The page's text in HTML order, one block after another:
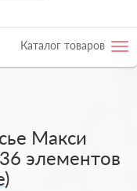
Каталог товаров
Макси
элементов